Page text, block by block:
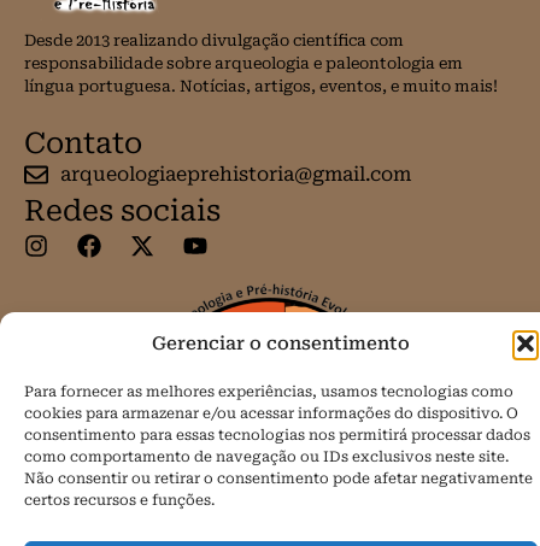
Gerenciar o consentimento
Para fornecer as melhores experiências, usamos tecnologias como
cookies para armazenar e/ou acessar informações do dispositivo. O
consentimento para essas tecnologias nos permitirá processar dados
como comportamento de navegação ou IDs exclusivos neste site.
Não consentir ou retirar o consentimento pode afetar negativamente
certos recursos e funções.
Desde 2013 realizando divulgação científica com
responsabilidade sobre arqueologia e paleontologia em
língua portuguesa. Notícias, artigos, eventos, e muito mais!
Contato
arqueologiaeprehistoria@gmail.com
Redes sociais